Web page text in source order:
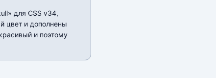
для CSS v34,
цвет и дополнены
и поэтому